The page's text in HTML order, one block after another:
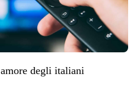
degli italiani